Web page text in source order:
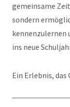
gemeinsame
sondern
kennenzulernen
ins neue
Ein Erlebnis,